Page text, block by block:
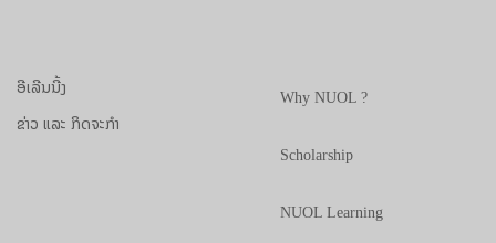
ອີເລີນນີ້ງ
ຂ່າວ ແລະ ກິດຈະກຳ
Why NUOL ?
Scholarship
NUOL Learning